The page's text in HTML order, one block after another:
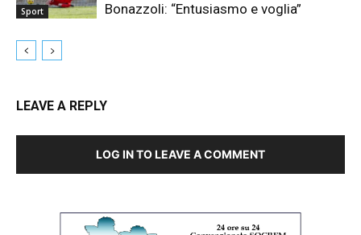
Sport
Bonazzoli: “Entusiasmo e voglia”
LEAVE A REPLY
LOG IN TO LEAVE A COMMENT